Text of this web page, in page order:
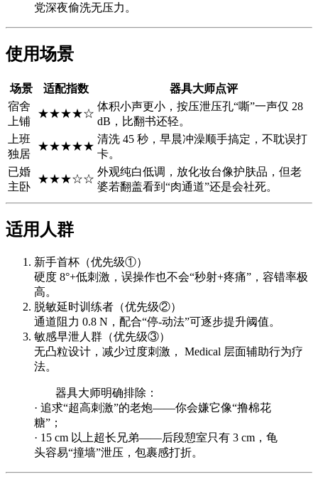
党深夜偷洗无压力。
使用场景
场景 适配指数
器具大师点评
宿舍
上铺
★★★★☆
体积小声更小，按压泄压孔“嘶”一声仅 28
dB，比翻书还轻。
上班
独居
★★★★★
清洗 45 秒，早晨冲澡顺手搞定，不耽误打
卡。
已婚
主卧
★★★☆☆
外观纯白低调，放化妆台像护肤品，但老
婆若翻盖看到“肉通道”还是会社死。
适用人群
新手首杯（优先级①）
硬度 8°+低刺激，误操作也不会“秒射+疼痛”，容错率极
高。
脱敏延时训练者（优先级②）
通道阻力 0.8 N，配合“停-动法”可逐步提升阈值。
敏感早泄人群（优先级③）
无凸粒设计，减少过度刺激， Medical 层面辅助行为疗
法。
器具大师明确排除：
· 追求“超高刺激”的老炮——你会嫌它像“撸棉花
糖”；
· 15 cm 以上超长兄弟——后段憩室只有 3 cm，龟
头容易“撞墙”泄压，包裹感打折。